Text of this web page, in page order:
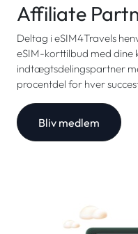
Affiliate
Deltag i eSIM4Travels
eSIM-korttilbud med dine
indtægtsdelingspartner
procentdel for hver
Bliv medlem